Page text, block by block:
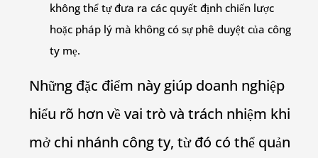
không thể tự đưa ra các quyết định chiến lược
hoặc pháp lý mà không có sự phê duyệt của công
ty mẹ.
Những đặc điểm này giúp doanh nghiệp
hiểu rõ hơn về vai trò và trách nhiệm khi
mở chi nhánh công ty, từ đó có thể quản